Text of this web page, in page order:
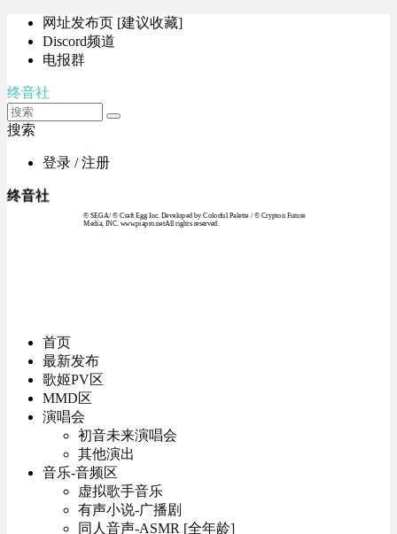
网址发布页 [建议收藏]
Discord频道
电报群
终音社
搜索
登录 / 注册
终音社
© SEGA / © Craft Egg Inc. Developed by Colorful Palette / © Crypton Future
Media, INC. www.piapro.netAll rights reserved.
首页
最新发布
歌姬PV区
MMD区
演唱会
初音未来演唱会
其他演出
音乐-音频区
虚拟歌手音乐
有声小说-广播剧
同人音声-ASMR [全年龄]